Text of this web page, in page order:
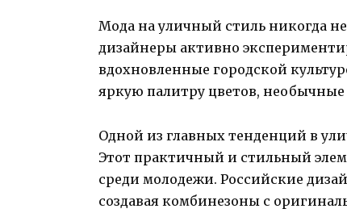
Мода на уличный стиль никогда
дизайнеры активно
вдохновленные городской
яркую палитру цветов,
Одной из главных тенденций в
Этот практичный и стильный
среди молодежи. Российские
создавая комбинезоны с